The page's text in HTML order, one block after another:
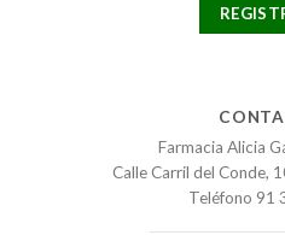
Farmacia Alicia
Calle Carril del Conde,
Teléfono 91